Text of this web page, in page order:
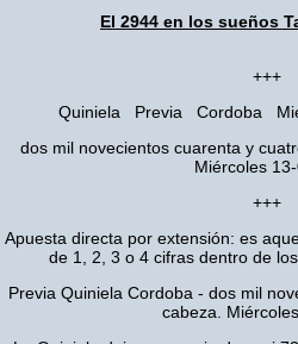
El 2944 en los sueños
+++
Quiniela Previa Cordoba
dos mil novecientos cuarenta y
Miércoles
+++
Apuesta directa por extensión: es
de 1, 2, 3 o 4 cifras dentro de
Previa Quiniela Cordoba - dos mil
cabeza.